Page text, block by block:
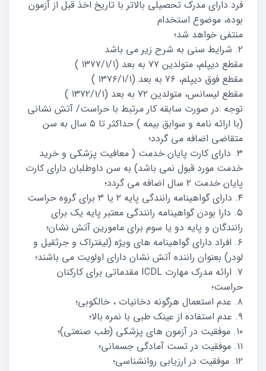
فرد دارای مدرک تحصیلی بالاتر با تاریخ اخذ قبل از آزمون
بوده، موضوع استخدام
منتفی خواهد شد؛
۲. شرایط سنی به شرح زیر می باشد
مقطع دیپلم، متولدین ۷۷ به بعد (۱۳۷۷/۱/۱ )
مقطع فوق دیپلم، ۷۶ به بعد (۱۳۷۶/۱/۱ )
مقطع لیسانس، متولدین ۷۲ به بعد (۱۳۷۲/۱/۱ )
توجه :در صورت سابقه کار مرتبط با حراست/ آتش نشانی
(با ارائه نامه و سوابق بیمه ) حداکثر تا ۵ سال به سن
متقاضی اضافه می گردد؛
۳. دارای کارت پایان خدمت ( معافیت پزشکی و خرید
خدمت مورد قبول نمی باشد) به سن داوطلبان دارای کارت
پایان خدمت ۲ سال اضافه می گردد؛
۴. دارای گواهینامه رانندگی پایه ۲ یا ۳ برای گروه حراست
۵. دارا بودن گواهینامه رانندگی معتبر پایه یک برای
رانندگان و پایه دو یا سوم برای مامورین آتش نشان؛
۶. افراد دارای گواهینامه های ویژه (لیفتراک و جرثقیل و
لودر) بعنوان راننده آتش نشان دارای اولویت می باشند؛
۷. ارائه مدرک مهارت ICDL مقدماتی برای کارکنان
حراست؛
۸. عدم استعمال هرگونه دخانیات ، خالکوبی؛
۹. عدم استفاده از عینک طبی با نمره بالا؛
۱۰. موفقیت در آزمون های پزشکی (طب صنعتی)؛
۱۱. موفقیت در تست آمادگی جسمانی؛
۱۲. موفقیت در ارزیابی روانشناسی؛